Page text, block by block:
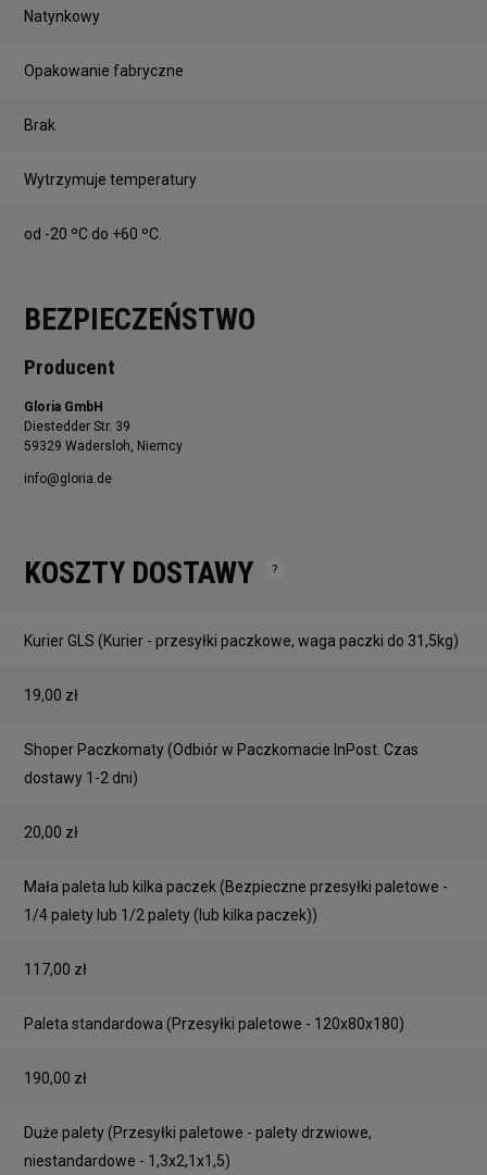
Natynkowy
Opakowanie fabryczne
Brak
Wytrzymuje temperatury
od -20 ºC do +60 ºC.
BEZPIECZEŃSTWO
Producent
Gloria GmbH
Diestedder Str. 39
59329 Wadersloh, Niemcy
info@gloria.de
KOSZTY DOSTAWY
Kurier GLS (Kurier - przesyłki paczkowe, waga paczki do 31,5kg)
19,00 zł
Shoper Paczkomaty(Odbiór w Paczkomacie InPost. Czas
dostawy 1-2 dni)
20,00 zł
Mała paleta lub kilka paczek (Bezpieczne przesyłki paletowe -
1/4 palety lub 1/2 palety (lub kilka paczek))
117,00 zł
Paleta standardowa (Przesyłki paletowe - 120x80x180)
190,00 zł
Duże palety(Przesyłki paletowe - palety drzwiowe,
niestandardowe - 1,3x2,1x1,5)